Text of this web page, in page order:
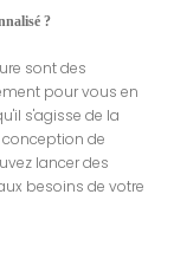
?
sont des
pour vous en
s'agisse de la
conception de
lancer des
besoins de votre